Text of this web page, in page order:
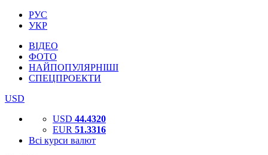
РУС
УКР
ВІДЕО
ФОТО
НАЙПОПУЛЯРНІШІ
СПЕЦПРОЕКТИ
USD
USD 44.4320
EUR 51.3316
Всі курси валют